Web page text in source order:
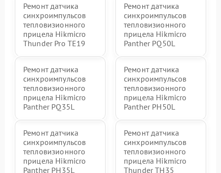
Ремонт датчика
синхроимпульсов
тепловизионного
прицела Hikmicro
Thunder Pro TE19
Ремонт датчика
синхроимпульсов
тепловизионного
прицела Hikmicro
Panther PQ50L
Ремонт датчика
синхроимпульсов
тепловизионного
прицела Hikmicro
Panther PQ35L
Ремонт датчика
синхроимпульсов
тепловизионного
прицела Hikmicro
Panther PH50L
Ремонт датчика
синхроимпульсов
тепловизионного
прицела Hikmicro
Panther PH35L
Ремонт датчика
синхроимпульсов
тепловизионного
прицела Hikmicro
Thunder TH35